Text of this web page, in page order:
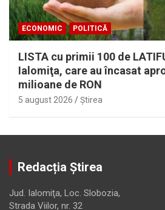
ECONOMIC POLITICĂ
LISTA cu primii 100 de
Ialomiţa, care au încasat
milioane de RON
5 august 2026 Ştirea
Redacția Știrea
Jud. Ialomiţa, Loc. Slobozia,
Strada Viilor, nr. 32